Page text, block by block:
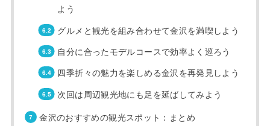
よう
グルメと観光を組み合わせて金沢を満喫しよう
自分に合ったモデルコースで効率よく巡ろう
四季折々の魅力を楽しめる金沢を再発見しよう
次回は周辺観光地にも足を延ばしてみよう
金沢のおすすめの観光スポット：まとめ